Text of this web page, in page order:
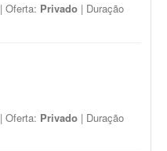
| Oferta: Privado | Duração
| Oferta: Privado | Duração